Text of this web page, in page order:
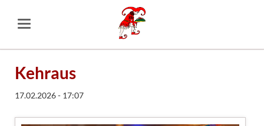
Kehraus
17.02.2026 - 17:07